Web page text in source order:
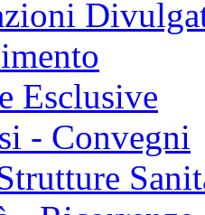
Esclusive
- Convegni